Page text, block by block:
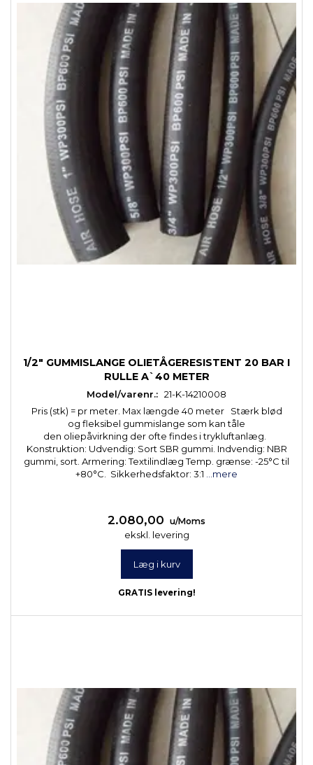
1/2" GUMMISLANGE OLIETÅGERESISTENT 20 BAR I
RULLE A`40 METER
Model/varenr.: 21-K-14210008
Pris (stk) = pr meter. Max længde 40 meter Stærk blød
og fleksibel gummislange som kan tåle
den oliepåvirkning der ofte findes i trykluftanlæg.
Konstruktion: Udvendig: Sort SBR gummi. Indvendig: NBR
gummi, sort. Armering: Textilindlæg Temp. grænse: -25°C til
+80°C. Sikkerhedsfaktor: 3:1
...mere
2.080,00 u/Moms
ekskl. levering
Læg i kurv
GRATIS levering!